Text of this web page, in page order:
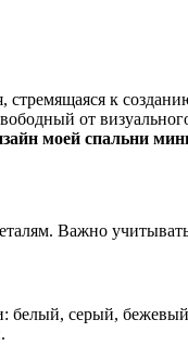
к
от
моей спальни
Важно
серый,